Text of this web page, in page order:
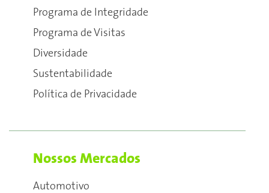
Programa de Integridade
Programa de Visitas
Diversidade
Sustentabilidade
Política de Privacidade
Nossos Mercados
Automotivo